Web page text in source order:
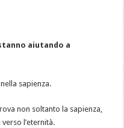
aiutando a
sapienza.
non soltanto la sapienza,
l’eternità.